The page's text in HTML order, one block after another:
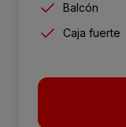
Balcón
Caja fuerte